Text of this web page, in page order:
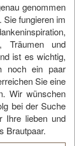
genommen
fungieren im
Träumen und
ist es wichtig,
noch ein paar
Sie eine
Wir wünschen
bei der Suche
Ihre lieben und
Brautpaar.